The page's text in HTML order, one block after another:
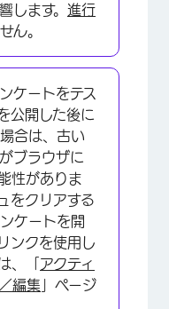
します。 進行
ん。
ケートをテス
公開した後に
合は、古い
ブラウザに
性がありま
をクリアする
ケートを開
ンクを使用し
、「 アクティ
編集 」ページ